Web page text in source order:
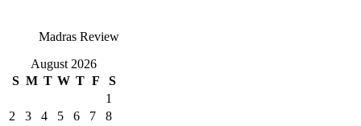
Madras Review
August 2026
S M T W T F
S
1
2
3 4 5 6 7
8